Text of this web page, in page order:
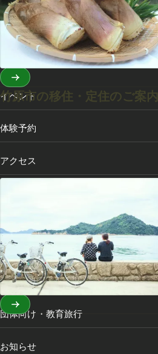
竹原市の移住・定住のご案内
特集
スポット・体験
イベント
体験予約
アクセス
竹原市のふるさと納税
竹原市の移住・定住のご案内
団体向け・教育旅行
お知らせ